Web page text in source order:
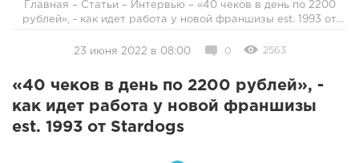
Главная – Статьи – Интервью
рублей», - как идет работа у новой франшизы est. 1993 от
23 июня 2022 в 08:00
0 2563
«40 чеков в день по 2200 рублей», -
как идет работа у новой франшизы
est. 1993 от Stardogs